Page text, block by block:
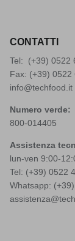
CONTATTI
Tel: (+39) 0522
Fax: (+39) 0522
info@techfood.it
Numero verde:
800-014405
Assistenza
lun-ven 9:00-
Tel: (+39) 0522
Whatsapp: (+39)